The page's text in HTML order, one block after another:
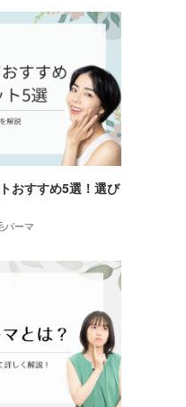
おすすめ5選！選び
パーマ